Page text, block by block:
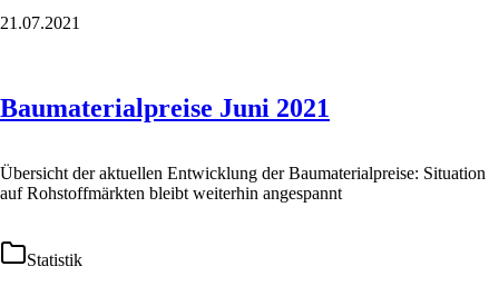
21.07.2021
Baumaterialpreise Juni 2021
Übersicht der aktuellen Entwicklung der Baumaterialpreise: Situation
auf Rohstoffmärkten bleibt weiterhin angespannt
Statistik